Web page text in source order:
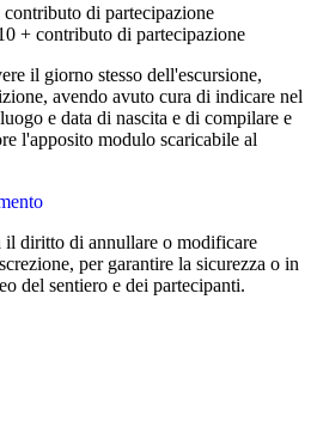
di partecipazione
+ contributo di partecipazione
il giorno stesso dell'escursione,
avendo avuto cura di indicare nel
e data di nascita e di compilare e
l'apposito modulo scaricabile al
il diritto di annullare o modificare
per garantire la sicurezza o in
del sentiero e dei partecipanti.